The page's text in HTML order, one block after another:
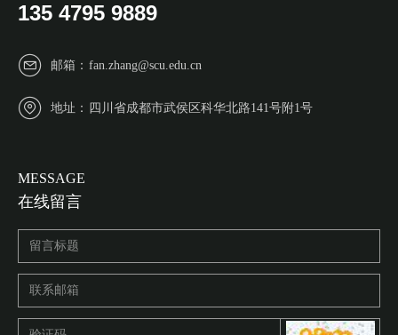
邮箱： fan.zhang@scu.edu.cn
地址： 四川省成都市武侯区科华北路141号附1号
135 4795 9889
MESSAGE
在线留言